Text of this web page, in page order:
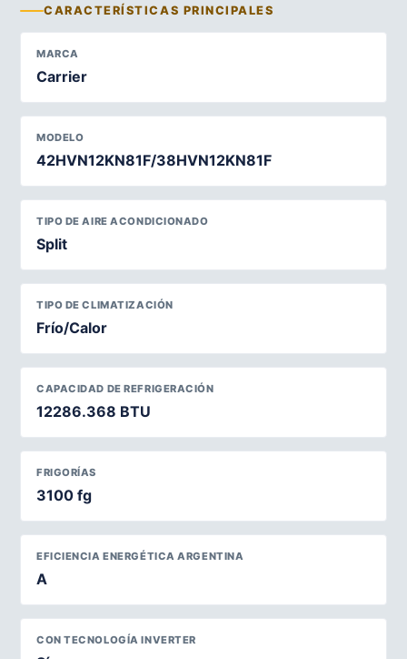
CARACTERÍSTICAS PRINCIPALES
MARCA
Carrier
MODELO
42HVN12KN81F/38HVN12KN81F
TIPO DE AIRE ACONDICIONADO
Split
TIPO DE CLIMATIZACIÓN
Frío/Calor
CAPACIDAD DE REFRIGERACIÓN
12286.368 BTU
FRIGORÍAS
3100 fg
EFICIENCIA ENERGÉTICA ARGENTINA
A
CON TECNOLOGÍA INVERTER